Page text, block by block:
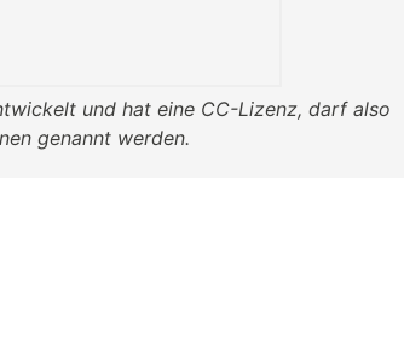
und hat eine CC-Lizenz, darf also
genannt werden.